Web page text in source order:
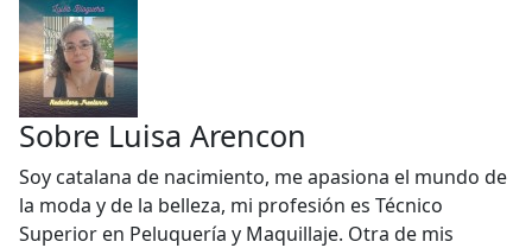
Sobre Luisa Arencon
Soy catalana de nacimiento, me apasiona el mundo de
la moda y de la belleza, mi profesión es Técnico
Superior en Peluquería y Maquillaje. Otra de mis